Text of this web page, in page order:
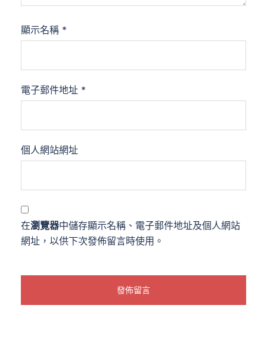
顯示名稱 *
電子郵件地址 *
個人網站網址
在瀏覽器中儲存顯示名稱、電子郵件地址及個人網站
網址，以供下次發佈留言時使用。